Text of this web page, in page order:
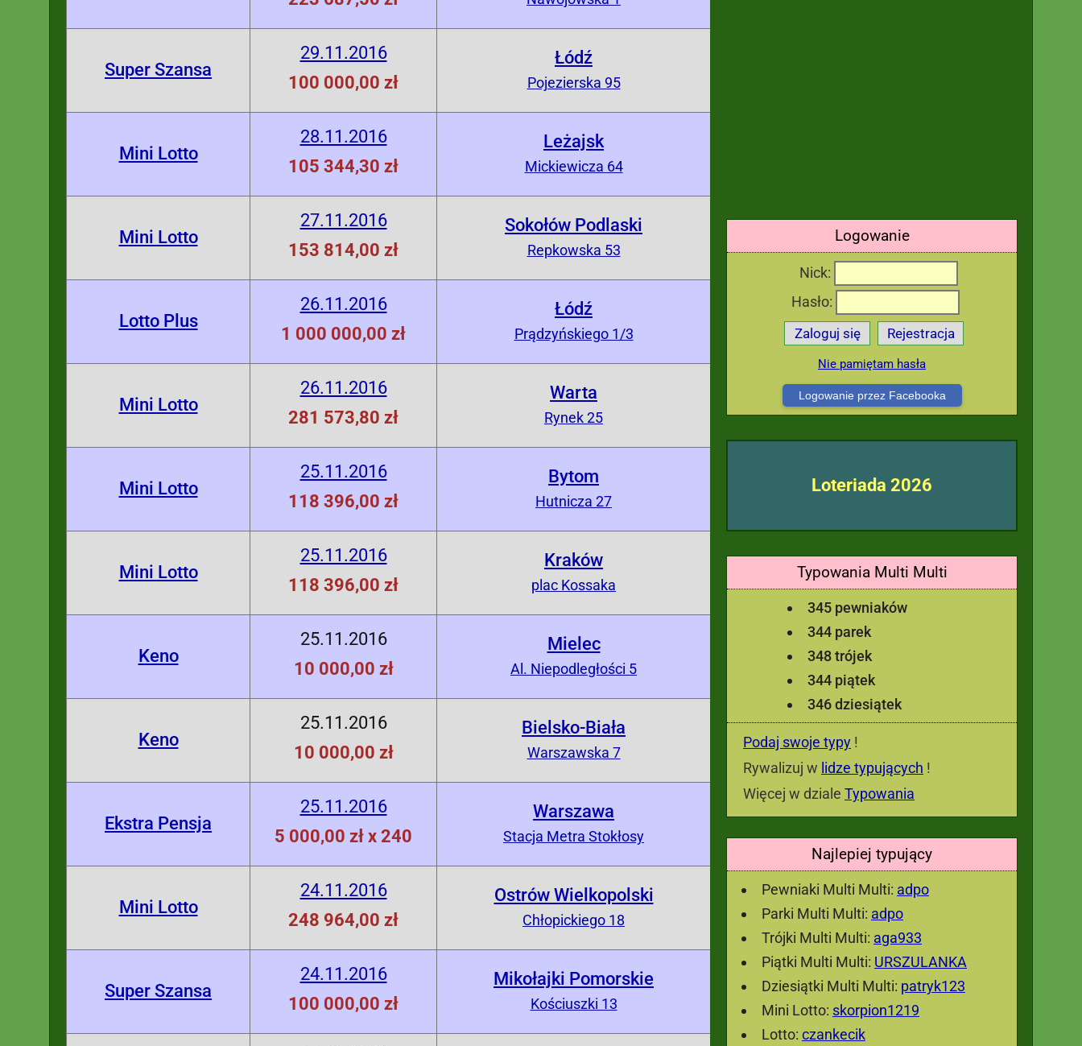
Logowanie
Nick:
Hasło:
Zaloguj się Rejestracja
Nie pamiętam hasła
Logowanie przez Facebooka
Loteriada 2026
Typowania Multi Multi
345 pewniaków
344 parek
348 trójek
344 piątek
346 dziesiątek
Podaj swoje typy !
Rywalizuj w lidze typujących !
Więcej w dziale Typowania
Najlepiej typujący
Pewniaki Multi Multi: adpo
Parki Multi Multi: adpo
Trójki Multi Multi: aga933
Piątki Multi Multi: URSZULANKA
Dziesiątki Multi Multi: patryk123
Mini Lotto: skorpion1219
Lotto: czankecik
Super Szansa
29.11.2016
100 000,00 zł
Łódź
Pojezierska 95
Mini Lotto
28.11.2016
105 344,30 zł
Leżajsk
Mickiewicza 64
Mini Lotto
27.11.2016
153 814,00 zł
Sokołów Podlaski
Repkowska 53
Lotto Plus
26.11.2016
1 000 000,00 zł
Łódź
Prądzyńskiego 1/3
Mini Lotto
26.11.2016
281 573,80 zł
Warta
Rynek 25
Mini Lotto
25.11.2016
118 396,00 zł
Bytom
Hutnicza 27
Mini Lotto
25.11.2016
118 396,00 zł
Kraków
plac Kossaka
Keno
25.11.2016
10 000,00 zł
Mielec
Al. Niepodległości 5
Keno
25.11.2016
10 000,00 zł
Bielsko-Biała
Warszawska 7
Ekstra Pensja
25.11.2016
5 000,00 zł x 240
Warszawa
Stacja Metra Stokłosy
Mini Lotto
24.11.2016
248 964,00 zł
Ostrów Wielkopolski
Chłopickiego 18
Super Szansa
24.11.2016
100 000,00 zł
Mikołajki Pomorskie
Kościuszki 13